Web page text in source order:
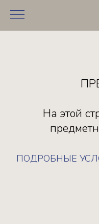
На этой
ПОДРОБНЫЕ